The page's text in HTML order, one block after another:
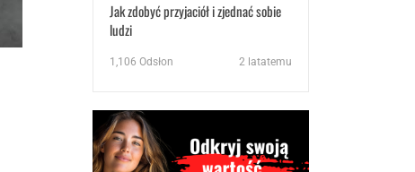
Jak zdobyć przyjaciół i zjednać sobie
ludzi
1,106 Odsłon 2 latatemu